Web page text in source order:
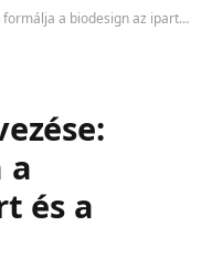
a biodesign az ipart és a városokat
a
és a